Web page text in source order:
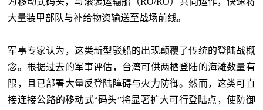
大量装甲部队与补给物资输送至战场前线。
军事专家认为，这类新型驳船的出现颠覆了传统的登陆战概
念。根据过去的军事评估，台湾可供两栖登陆的海滩数量有
限，且已部署大量反登陆障碍与火力防御。然而，这类可直
接连接公路的移动式“码头”将显著扩大可行登陆点，使防御